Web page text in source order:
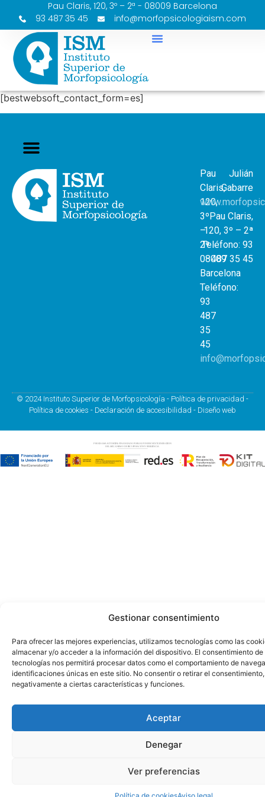
Gestionar consentimiento
Para ofrecer las mejores experiencias, utilizamos tecnologías como las
almacenar y/o acceder a la información del dispositivo. El consentimiento de
tecnologías nos permitirá procesar datos como el comportamiento de
identificaciones únicas en este sitio. No consentir o retirar el
negativamente a ciertas características y funciones.
Aceptar
Denegar
Ver preferencias
Pau Claris, 120, 3º – 2ª - 08009 Barcelona
93 487 35 45
info@morfopsicologiaism.com
[bestwebsoft_contact_form=es]
Pau
Claris,
120,
3º
–
2ª
08009
Barcelona
Teléfono:
93
487
35
45
Julián
Gabarre
Pau Claris,
120, 3º – 2ª
Teléfono: 93
487 35 45
© 2024 Instituto Superior de Morfopsicología - Política de privacidad -
Política de cookies - Declaración de accesibilidad - Diseño web